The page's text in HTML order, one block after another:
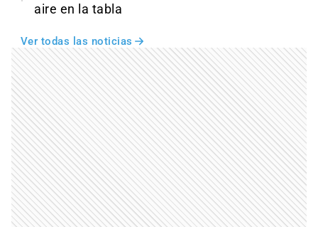
aire en la tabla
Ver todas las noticias